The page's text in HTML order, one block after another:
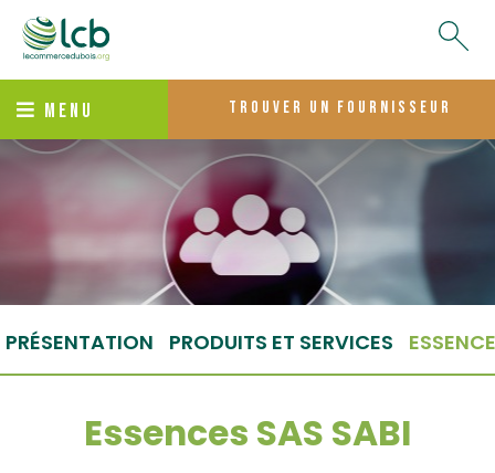
MENU trouver un fournisseur
PRÉSENTATION PRODUITS ET SERVICES
Essences SAS SABI